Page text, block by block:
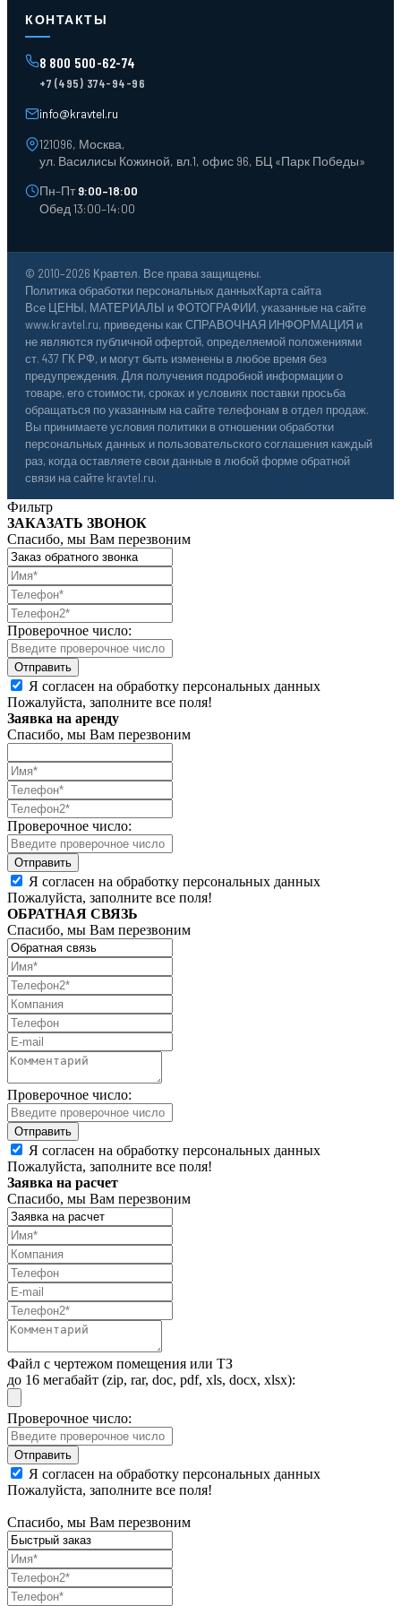
Контейнеры для отходов
Поддоны
Ящики пластиковые
Тара пласт. и металл.
Тележки для склада
КОНТАКТЫ
8 800 500-62-74
+7 (495) 374-94-96
info@kravtel.ru
121096, Москва,
ул. Василисы Кожиной, вл.1, офис 96, БЦ «Парк Победы»
Пн–Пт9:00–18:00
Обед 13:00–14:00
© 2010–2026 Кравтел. Все права защищены.
Политика обработки персональных данныхКарта сайта
Все ЦЕНЫ, МАТЕРИАЛЫ и ФОТОГРАФИИ, указанные на сайте
www.kravtel.ru, приведены как СПРАВОЧНАЯ ИНФОРМАЦИЯ и
не являются публичной офертой, определяемой положениями
ст. 437 ГК РФ, и могут быть изменены в любое время без
предупреждения. Для получения подробной информации о
товаре, его стоимости, сроках и условиях поставки просьба
обращаться по указанным на сайте телефонам в отдел продаж.
Вы принимаете условия политики в отношении обработки
персональных данных и пользовательского соглашения каждый
раз, когда оставляете свои данные в любой форме обратной
связи на сайте kravtel.ru.
Фильтр
ЗАКАЗАТЬ ЗВОНОК
Спасибо, мы Вам перезвоним
Проверочное число:
Я согласен на обработку персональных данных
Пожалуйста, заполните все поля!
Заявка на аренду
Спасибо, мы Вам перезвоним
Проверочное число:
Я согласен на обработку персональных данных
Пожалуйста, заполните все поля!
ОБРАТНАЯ СВЯЗЬ
Спасибо, мы Вам перезвоним
Проверочное число:
Я согласен на обработку персональных данных
Пожалуйста, заполните все поля!
Заявка на расчет
Спасибо, мы Вам перезвоним
Файл с чертежом помещения или ТЗ
до 16 мегабайт (zip, rar, doc, pdf, xls, docx, xlsx):
Проверочное число:
Я согласен на обработку персональных данных
Пожалуйста, заполните все поля!
Спасибо, мы Вам перезвоним